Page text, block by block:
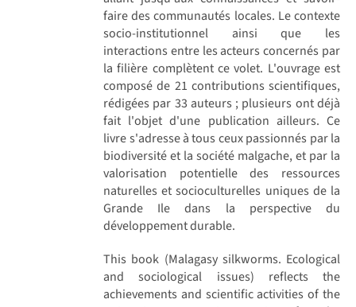
faire des communautés locales. Le contexte
socio-institutionnel ainsi que les
interactions entre les acteurs concernés par
la filière complètent ce volet. L'ouvrage est
composé de 21 contributions scientifiques,
rédigées par 33 auteurs ; plusieurs ont déjà
fait l'objet d'une publication ailleurs. Ce
livre s'adresse à tous ceux passionnés par la
biodiversité et la société malgache, et par la
valorisation potentielle des ressources
naturelles et socioculturelles uniques de la
Grande Ile dans la perspective du
développement durable.
This book (Malagasy silkworms. Ecological
and sociological issues) reflects the
achievements and scientific activities of the